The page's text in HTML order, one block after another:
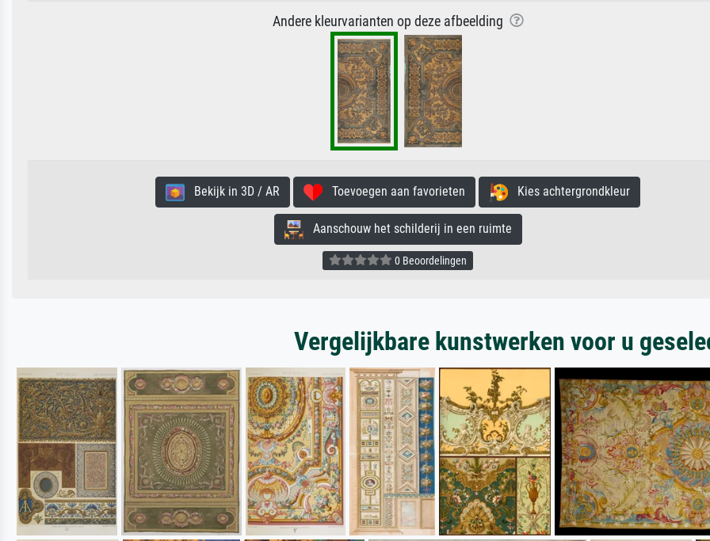
Andere kleurvarianten op deze afbeelding
Bekijk in 3D / AR Toevoegen aan favorieten Kies achtergrondkleur
Aanschouw het schilderij in een ruimte
0 Beoordelingen
Vergelijkbare kunstwerken voor u